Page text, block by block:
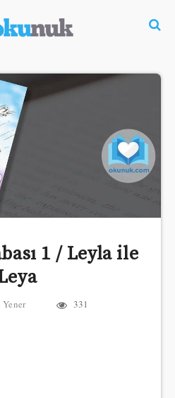
1 / Leyla ile
331